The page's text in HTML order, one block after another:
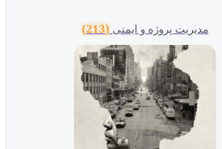
مدیریت پروژه و ایمنی (213)